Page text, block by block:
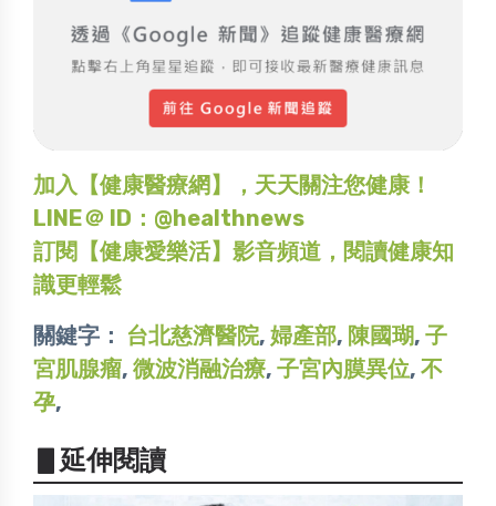
加入【健康醫療網】，天天關注您健康！
LINE＠ ID：@healthnews
訂閱【健康愛樂活】影音頻道，閱讀健康知
識更輕鬆
關鍵字： 台北慈濟醫院, 婦產部, 陳國瑚, 子
宮肌腺瘤, 微波消融治療, 子宮內膜異位, 不
孕,
▋延伸閱讀